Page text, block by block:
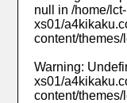
null in/home/lct-
xs01/
content/
Warning:
xs01/
content/